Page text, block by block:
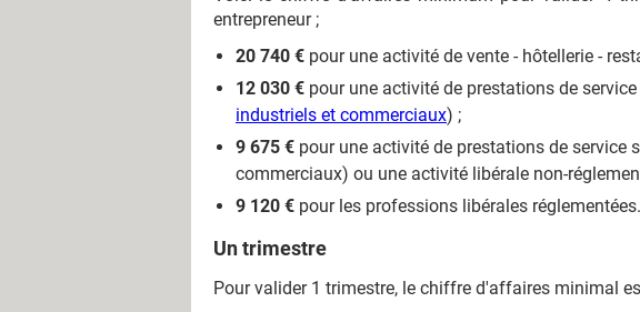
entrepreneur ;
20 740 € pour une activité de vente - hôtellerie -
12 030 € pour une activité de prestations de
industriels et commerciaux) ;
9 675 € pour une activité de prestations de service
commerciaux) ou une activité libérale non-
9 120 € pour les professions libérales réglementées.
Un trimestre
Pour valider 1 trimestre, le chiffre d'affaires minimal